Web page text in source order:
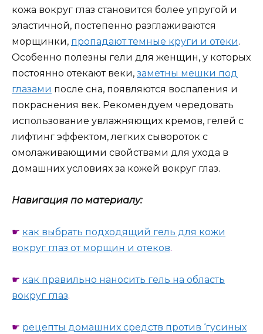
кожа вокруг глаз становится более упругой и
эластичной, постепенно разглаживаются
морщинки, пропадают темные круги и отеки.
Особенно полезны гели для женщин, у которых
постоянно отекают веки, заметны мешки под
глазами после сна, появляются воспаления и
покраснения век. Рекомендуем чередовать
использование увлажняющих кремов, гелей с
лифтинг эффектом, легких сывороток с
омолаживающими свойствами для ухода в
домашних условиях за кожей вокруг глаз.
Навигация по материалу:
☛ как выбрать подходящий гель для кожи
вокруг глаз от морщин и отеков.
☛ как правильно наносить гель на область
вокруг глаз.
☛ рецепты домашних средств против ‘гусиных